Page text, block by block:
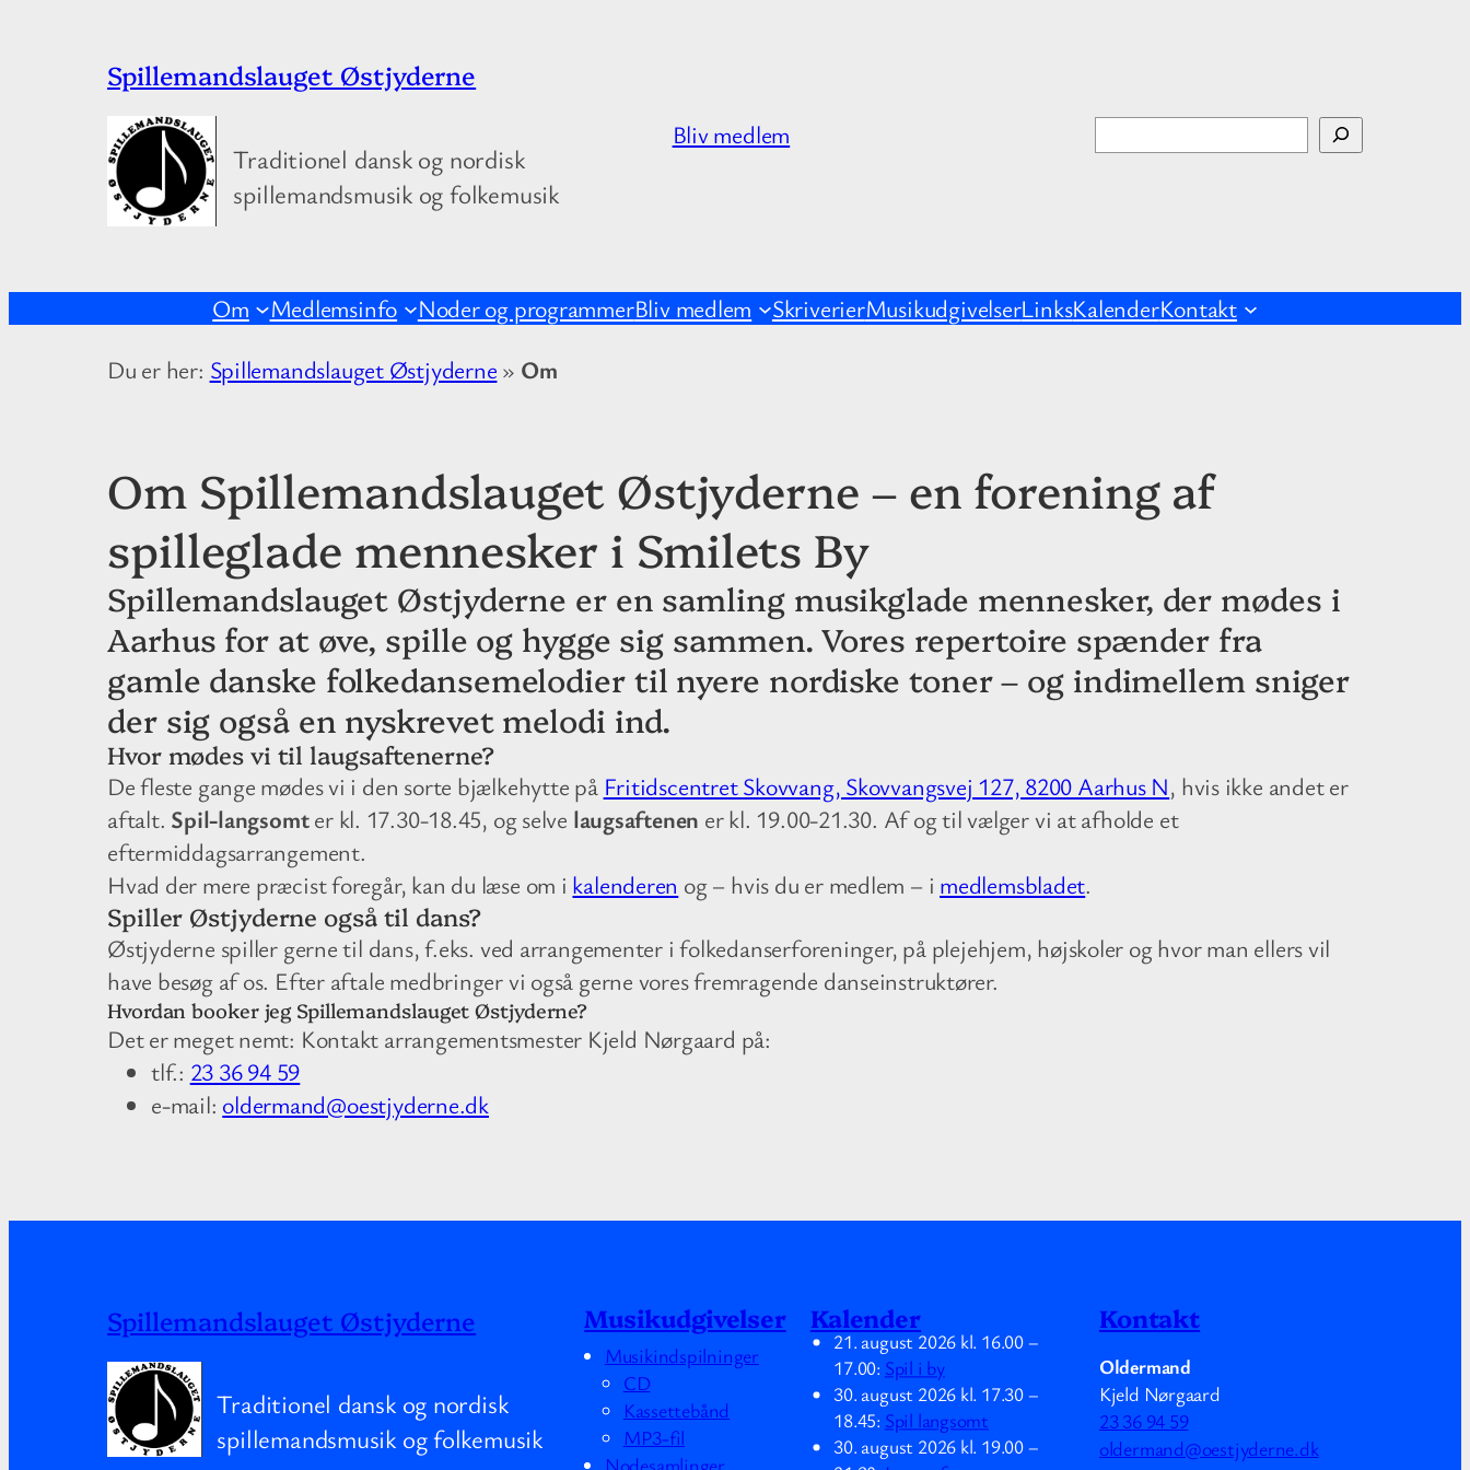
Spillemandslauget Østjyderne
Traditionel dansk og nordisk
spillemandsmusik og folkemusik
Bliv medlem
Om Medlemsinfo Noder og programmerBliv medlem SkriverierMusikudgivelserLinksKalenderKontakt
Du er her: Spillemandslauget Østjyderne » Om
Om Spillemandslauget Østjyderne – en forening af
spilleglade mennesker i Smilets By
Spillemandslauget Østjyderne er en samling musikglade mennesker, der mødes i
Aarhus for at øve, spille og hygge sig sammen. Vores repertoire spænder fra
gamle danske folkedansemelodier til nyere nordiske toner – og indimellem sniger
der sig også en nyskrevet melodi ind.
Hvor mødes vi til laugsaftenerne?
De fleste gange mødes vi i den sorte bjælkehytte på Fritidscentret Skovvang, Skovvangsvej 127, 8200 Aarhus N, hvis ikke andet er
aftalt. Spil-langsomter kl. 17.30-18.45, og selve laugsaftenen er kl. 19.00-21.30. Af og til vælger vi at afholde et
eftermiddagsarrangement.
Hvad der mere præcist foregår, kan du læse om i kalenderen og – hvis du er medlem – i medlemsbladet.
Spiller Østjyderne også til dans?
Østjyderne spiller gerne til dans, f.eks. ved arrangementer i folkedanserforeninger, på plejehjem, højskoler og hvor man ellers vil
have besøg af os. Efter aftale medbringer vi også gerne vores fremragende danseinstruktører.
Hvordan booker jeg Spillemandslauget Østjyderne?
Det er meget nemt: Kontakt arrangementsmester Kjeld Nørgaard på:
tlf.: 23 36 94 59
e-mail: oldermand@oestjyderne.dk
Spillemandslauget Østjyderne
Traditionel dansk og nordisk
spillemandsmusik og folkemusik
Musikudgivelser
Musikindspilninger
CD
Kassettebånd
MP3-fil
Nodesamlinger
Kalender
21. august 2026 kl. 16.00–
17.00: Spil i by
30. august 2026 kl. 17.30–
18.45: Spil langsomt
30. august 2026 kl. 19.00–
Kontakt
Oldermand
Kjeld Nørgaard
23 36 94 59
oldermand@oestjyderne.dk